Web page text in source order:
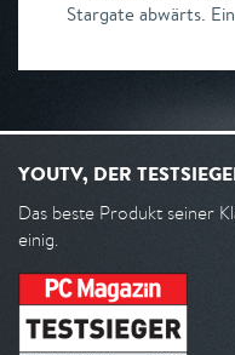
Stargate abwärts.
YOUTV, DER
Das beste Produkt seiner
einig.